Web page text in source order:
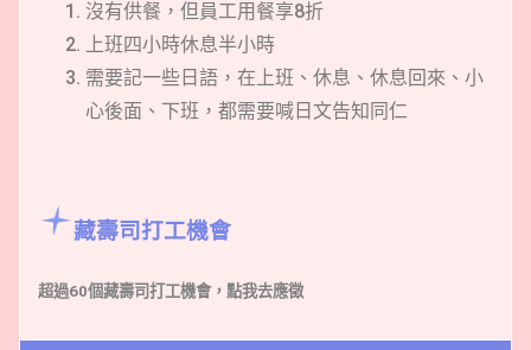
沒有供餐，但員工用餐享8折
上班四小時休息半小時
需要記一些日語，在上班、休息、休息回來、小
心後面、下班，都需要喊日文告知同仁
藏壽司打工機會
超過60個藏壽司打工機會，點我去應徵